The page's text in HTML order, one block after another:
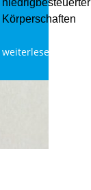
Körperschaften
weiterlesen